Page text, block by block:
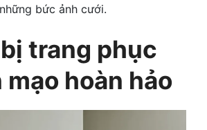
bức ảnh cưới.
trang phục
mạo hoàn hảo